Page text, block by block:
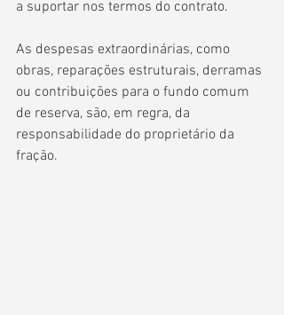
a suportar nos termos do contrato.
As despesas extraordinárias, como
obras, reparações estruturais, derramas
ou contribuições para o fundo comum
de reserva, são, em regra, da
responsabilidade do proprietário da
fração.